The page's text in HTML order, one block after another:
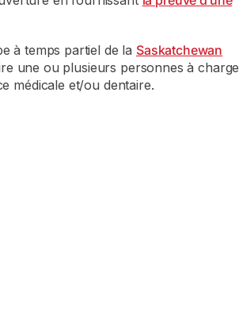
à temps partiel de la Saskatchewan
une ou plusieurs personnes à charge
médicale et/ou dentaire.